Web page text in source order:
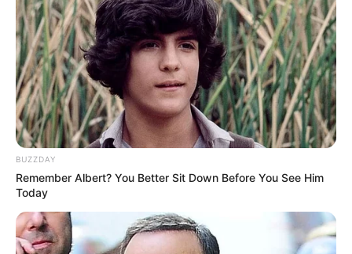
BUZZDAY
Remember Albert? You Better Sit Down Before You See Him
Today